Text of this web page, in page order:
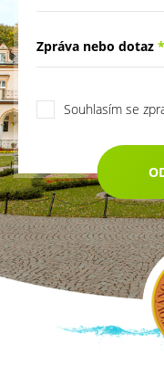
Zpráva nebo dotaz *
Souhlasím se